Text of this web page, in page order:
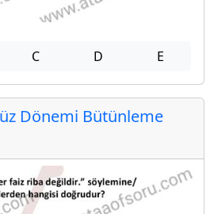
C D E
Dönemi Bütünleme